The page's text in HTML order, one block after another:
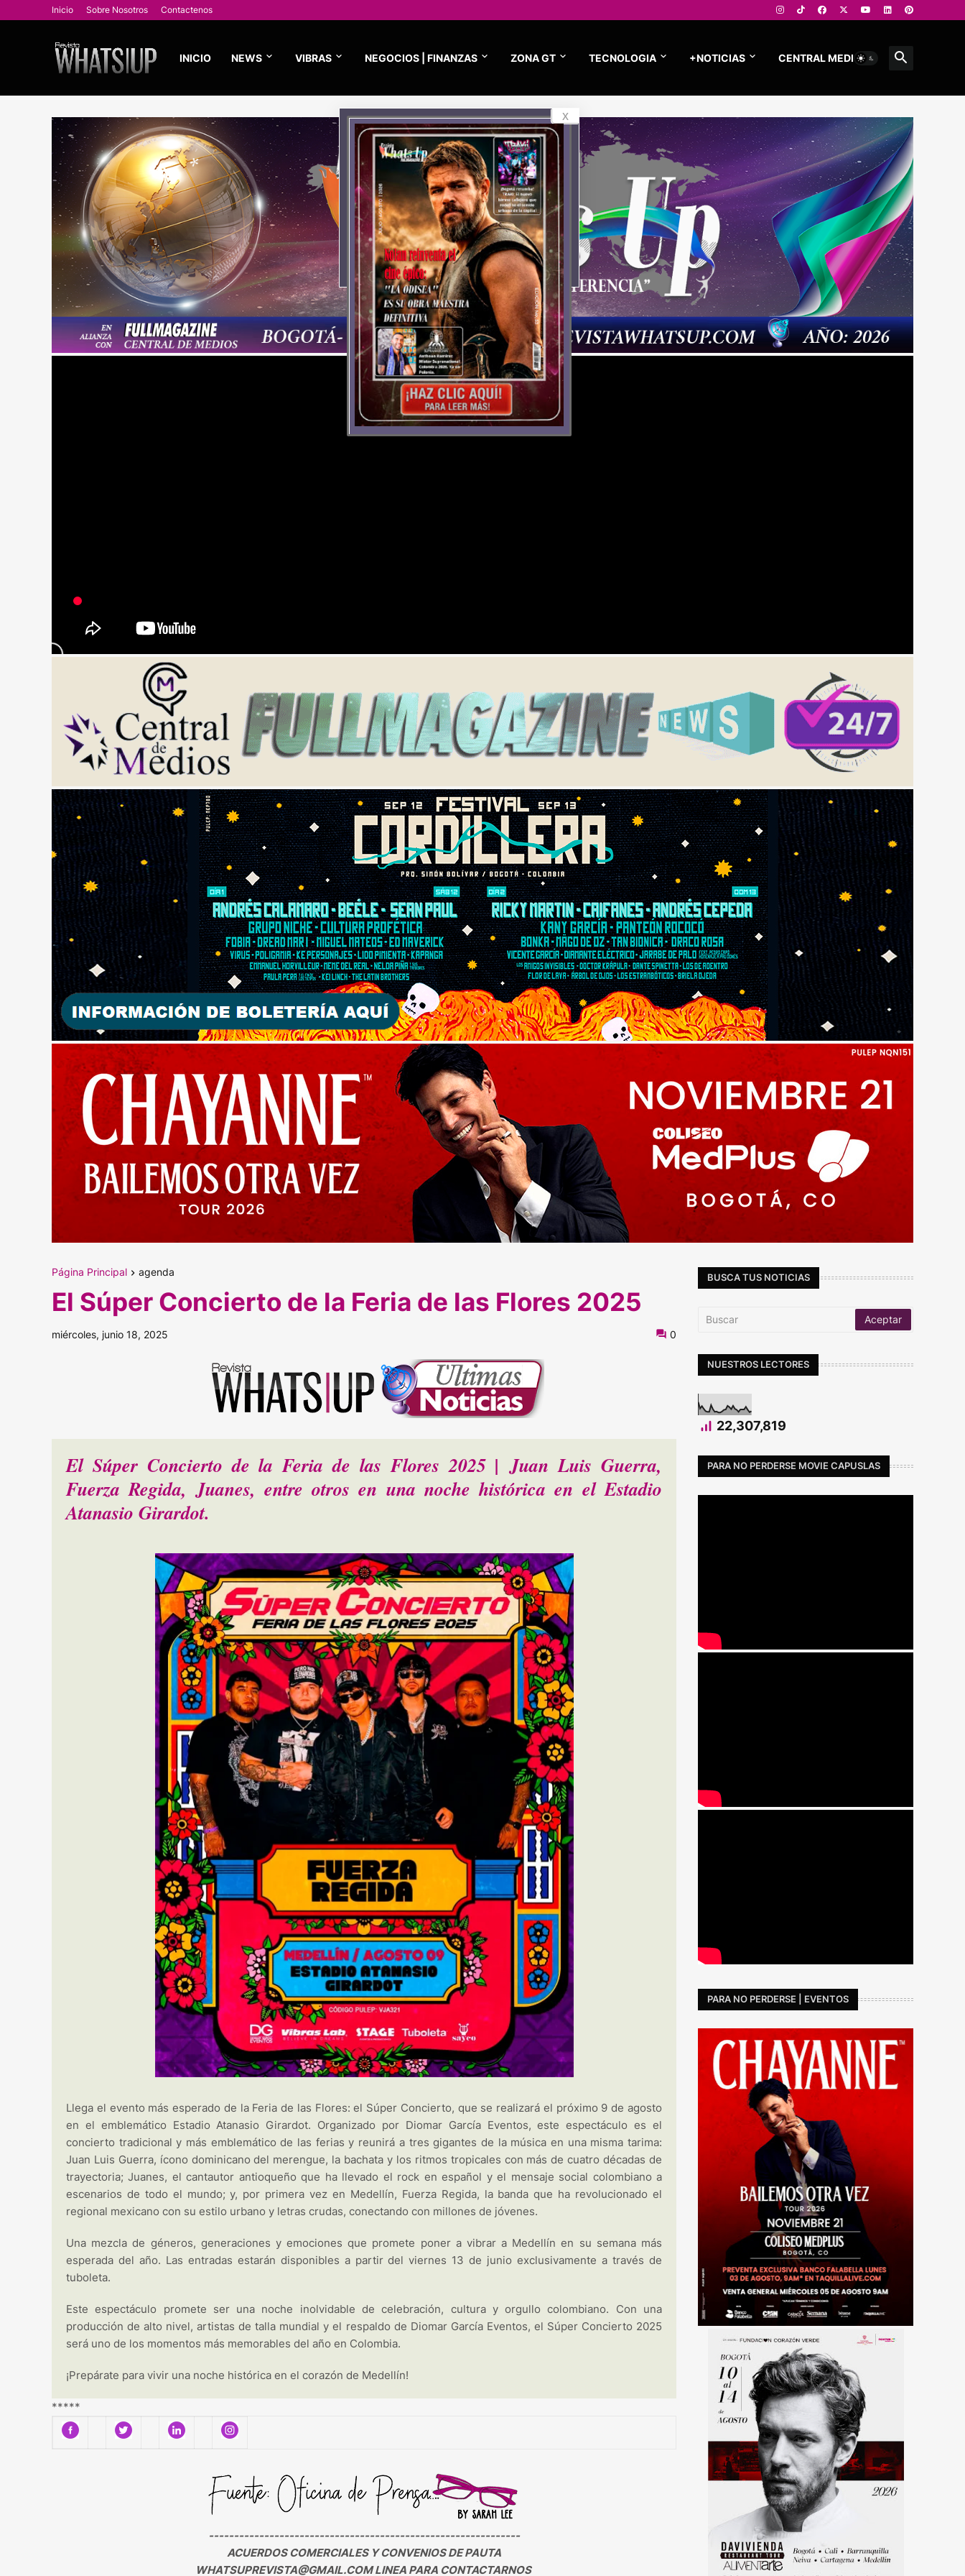
Inicio Sobre Nosotros Contactenos
INICIO NEWS VIBRAS NEGOCIOS | FINANZAS ZONA GT TECNOLOGIA +NOTICIAS CENTRAL MEDIOS
Página Principal agenda
El Súper Concierto de la Feria de las Flores 2025
miércoles, junio 18, 2025 0
El Súper Concierto de la Feria de las Flores 2025 | Juan Luis Guerra,
Fuerza Regida, Juanes, entre otros en una noche histórica en el Estadio
Atanasio Girardot.
Llega el evento más esperado de la Feria de las Flores: el Súper Concierto, que se realizará el próximo 9 de agosto
en el emblemático Estadio Atanasio Girardot. Organizado por Diomar García Eventos, este espectáculo es el
concierto tradicional y más emblemático de las ferias y reunirá a tres gigantes de la música en una misma tarima:
Juan Luis Guerra, ícono dominicano del merengue, la bachata y los ritmos tropicales con más de cuatro décadas de
trayectoria; Juanes, el cantautor antioqueño que ha llevado el rock en español y el mensaje social colombiano a
escenarios de todo el mundo; y, por primera vez en Medellín, Fuerza Regida, la banda que ha revolucionado el
regional mexicano con su estilo urbano y letras crudas, conectando con millones de jóvenes.
Una mezcla de géneros, generaciones y emociones que promete poner a vibrar a Medellín en su semana más
esperada del año. Las entradas estarán disponibles a partir del viernes 13 de junio exclusivamente a través de
tuboleta.
Este espectáculo promete ser una noche inolvidable de celebración, cultura y orgullo colombiano. Con una
producción de alto nivel, artistas de talla mundial y el respaldo de Diomar García Eventos, el Súper Concierto 2025
será uno de los momentos más memorables del año en Colombia.
¡Prepárate para vivir una noche histórica en el corazón de Medellín!
*****
--------------------------------------------------------------
ACUERDOS COMERCIALES Y CONVENIOS DE PAUTA
WHATSUPREVISTA@GMAIL.COM LINEA PARA CONTACTARNOS
BUSCA TUS NOTICIAS
NUESTROS LECTORES
22,307,819
PARA NO PERDERSE MOVIE CAPUSLAS
PARA NO PERDERSE | EVENTOS
x